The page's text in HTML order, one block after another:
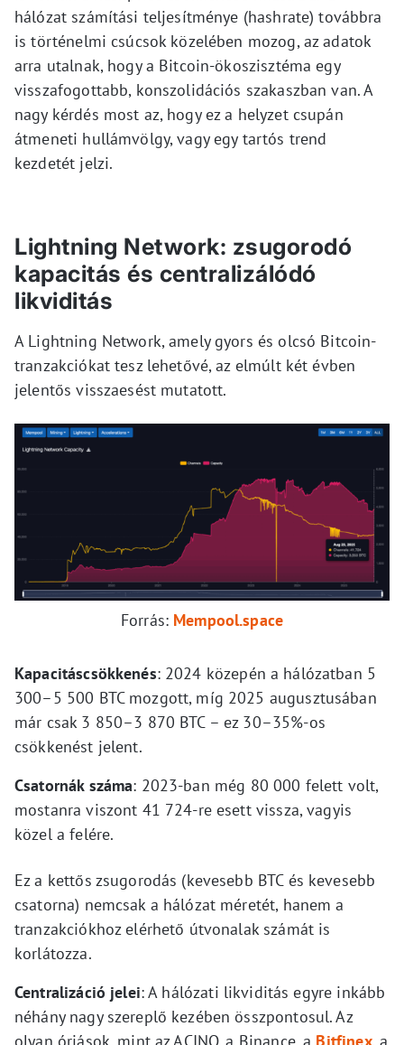
hálózat számítási teljesítménye (hashrate) továbbra
is történelmi csúcsok közelében mozog, az adatok
arra utalnak, hogy a Bitcoin-ökoszisztéma egy
visszafogottabb, konszolidációs szakaszban van. A
nagy kérdés most az, hogy ez a helyzet csupán
átmeneti hullámvölgy, vagy egy tartós trend
kezdetét jelzi.
Lightning Network: zsugorodó
kapacitás és centralizálódó
likviditás
A Lightning Network, amely gyors és olcsó Bitcoin-
tranzakciókat tesz lehetővé, az elmúlt két évben
jelentős visszaesést mutatott.
Forrás: Mempool.space
Kapacitáscsökkenés: 2024 közepén a hálózatban 5
300–5 500 BTC mozgott, míg 2025 augusztusában
már csak 3 850–3 870 BTC – ez 30–35%-os
csökkenést jelent.
Csatornák száma: 2023-ban még 80 000 felett volt,
mostanra viszont 41 724-re esett vissza, vagyis
közel a felére.
Ez a kettős zsugorodás (kevesebb BTC és kevesebb
csatorna) nemcsak a hálózat méretét, hanem a
tranzakciókhoz elérhető útvonalak számát is
korlátozza.
Centralizáció jelei: A hálózati likviditás egyre inkább
néhány nagy szereplő kezében összpontosul. Az